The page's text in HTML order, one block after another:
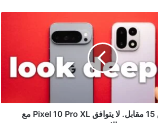
ون بلس 15 مقابل. لا يتوافق Pixel 10 Pro XL مع